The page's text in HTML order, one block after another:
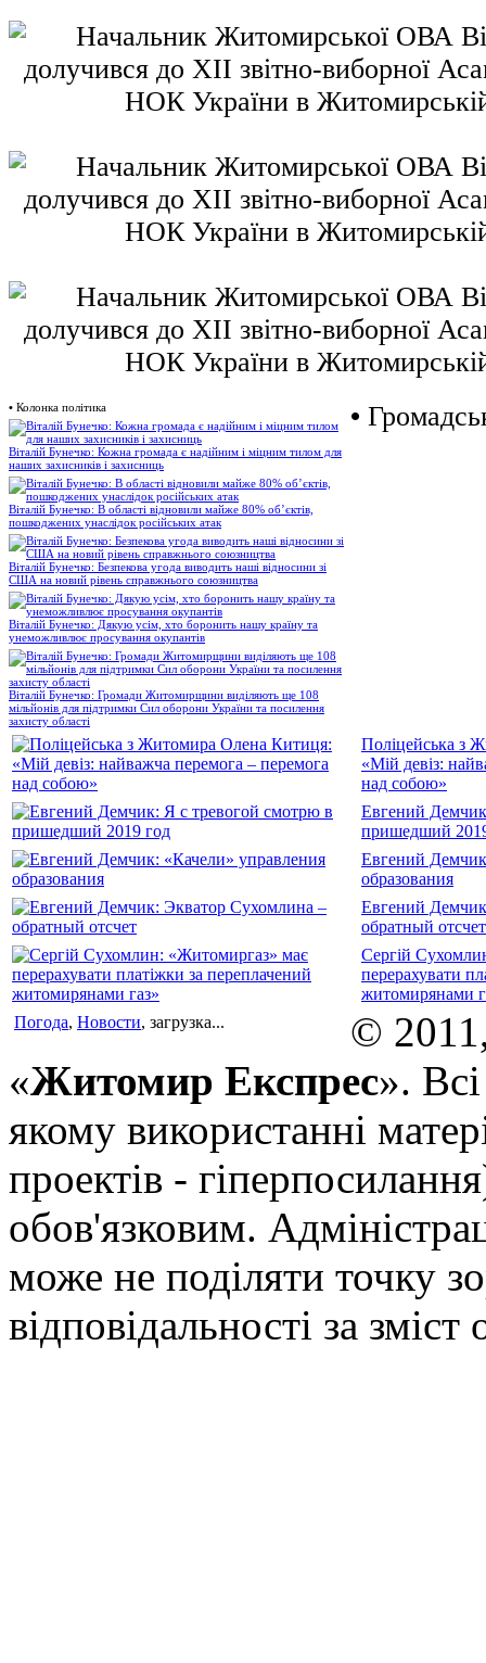
• Колонка політика
Віталій Бунечко: Кожна громада є надійним і міцним тилом для
наших захисників і захисниць
Віталій Бунечко: В області відновили майже 80% об’єктів,
пошкоджених унаслідок російських атак
Віталій Бунечко: Безпекова угода виводить наші відносини зі
США на новий рівень справжнього союзництва
Віталій Бунечко: Дякую усім, хто боронить нашу країну та
унеможливлює просування окупантів
Віталій Бунечко: Громади Житомирщини виділяють ще 108
мільйонів для підтримки Сил оборони України та посилення
захисту області
•
Поліцейська з
«Мій девіз:
над собою»
Евгений
пришедший
Евгений
образования
Евгений
обратный отсчет
Сергій
перерахувати
житомирянами
Погода, Новости, загрузка...
©
«Житомир Експрес».
якому використанні
проектів -
обов'язковим.
може не поділяти точку
відповідальності за